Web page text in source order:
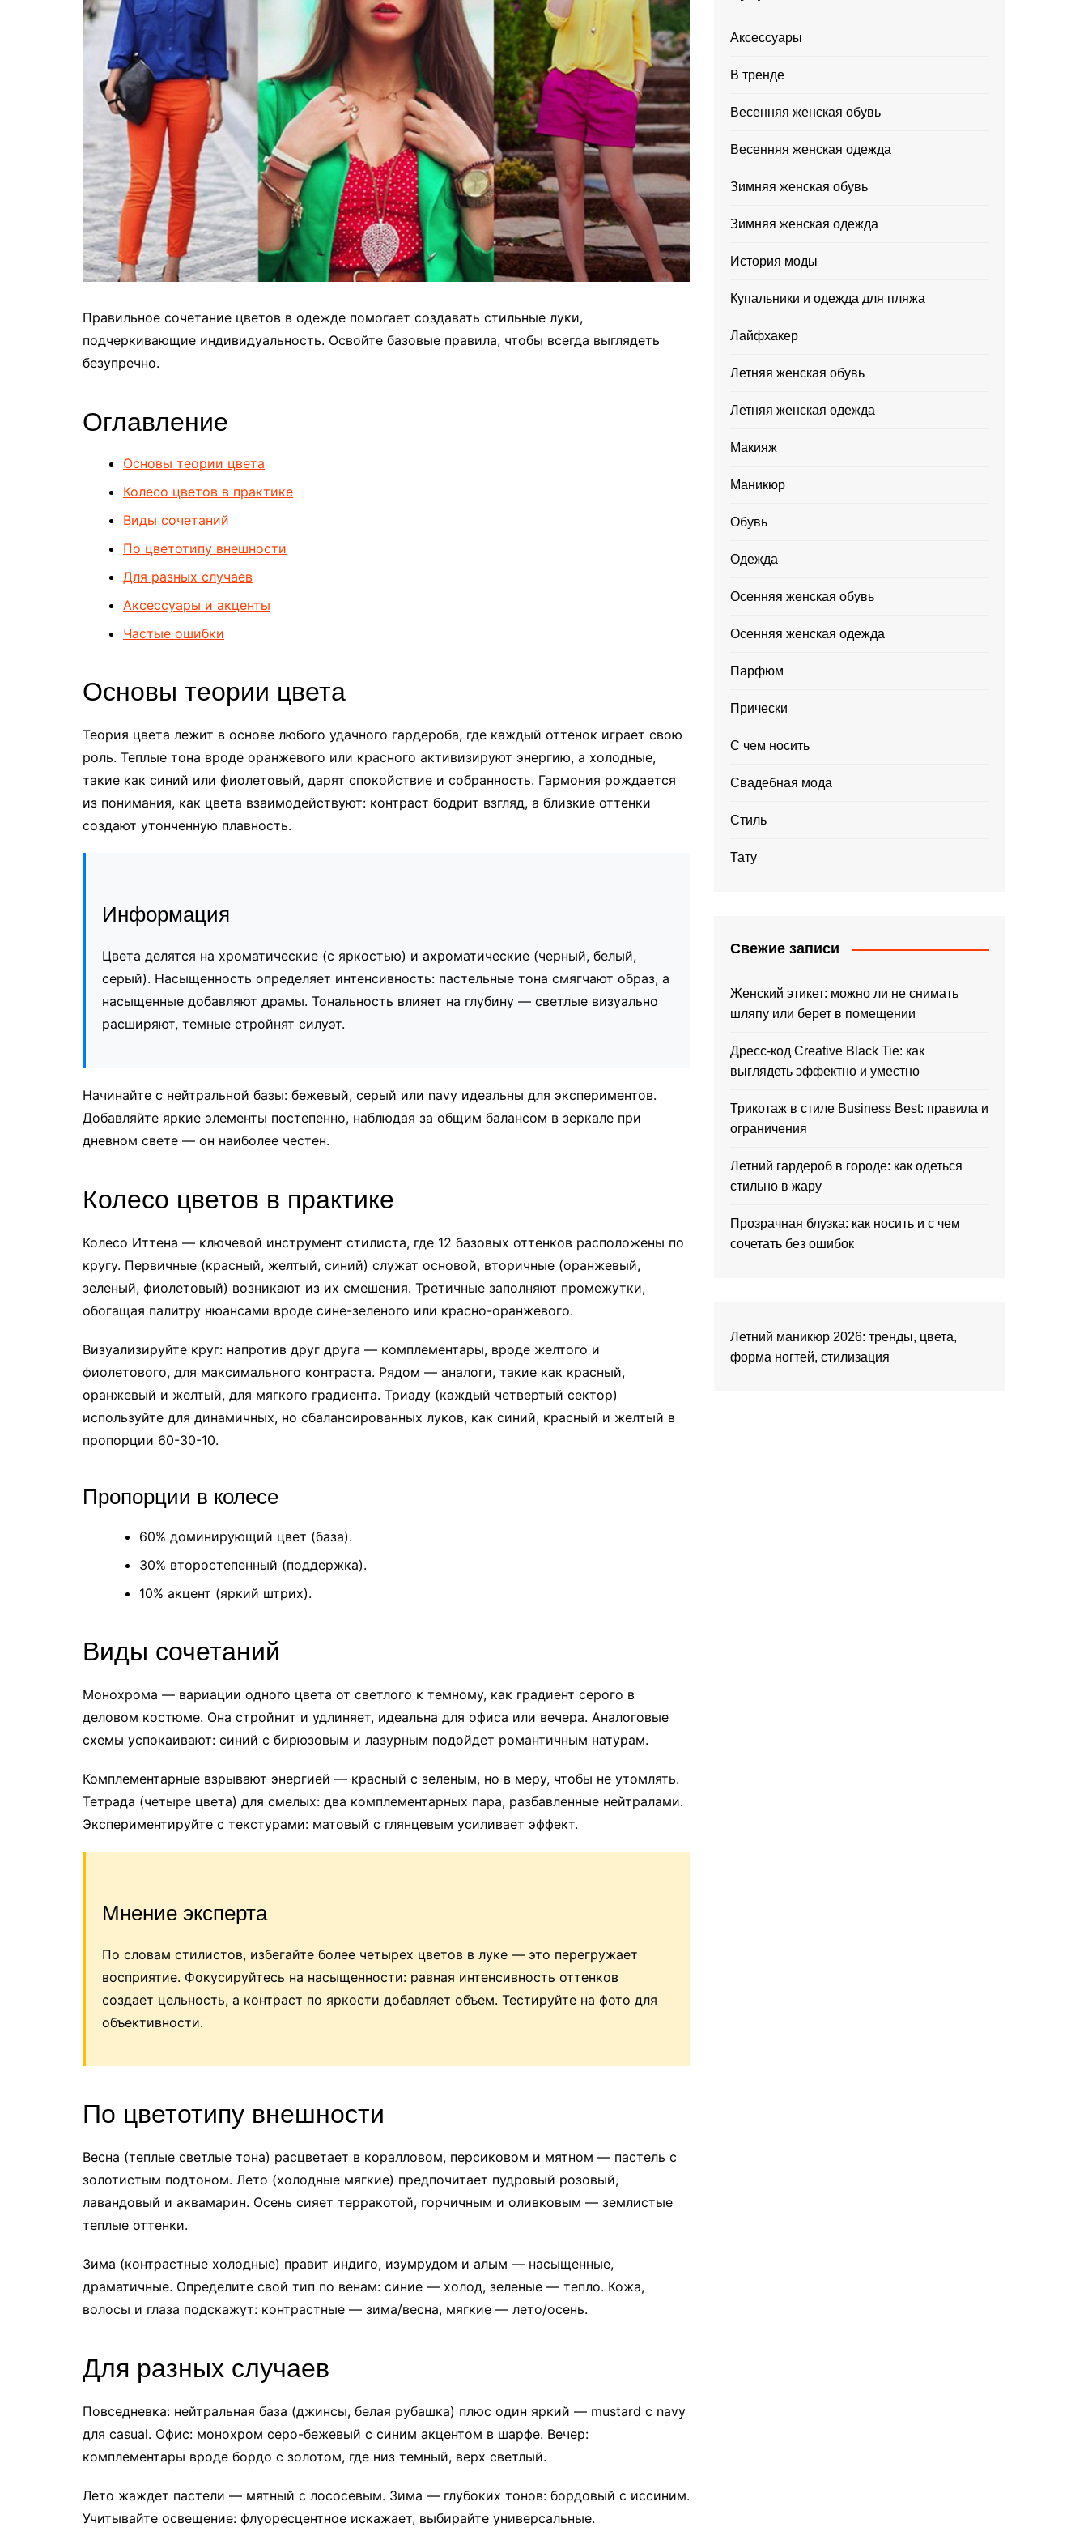
Правильное сочетание цветов в одежде помогает создавать стильные луки,
подчеркивающие индивидуальность. Освойте базовые правила, чтобы всегда выглядеть
безупречно.
Оглавление
Основы теории цвета
Колесо цветов в практике
Виды сочетаний
По цветотипу внешности
Для разных случаев
Аксессуары и акценты
Частые ошибки
Основы теории цвета
Теория цвета лежит в основе любого удачного гардероба, где каждый оттенок играет свою
роль. Теплые тона вроде оранжевого или красного активизируют энергию, а холодные,
такие как синий или фиолетовый, дарят спокойствие и собранность. Гармония рождается
из понимания, как цвета взаимодействуют: контраст бодрит взгляд, а близкие оттенки
создают утонченную плавность.
Информация
Цвета делятся на хроматические (с яркостью) и ахроматические (черный, белый,
серый). Насыщенность определяет интенсивность: пастельные тона смягчают образ, а
насыщенные добавляют драмы. Тональность влияет на глубину — светлые визуально
расширяют, темные стройнят силуэт.
Начинайте с нейтральной базы: бежевый, серый или navy идеальны для экспериментов.
Добавляйте яркие элементы постепенно, наблюдая за общим балансом в зеркале при
дневном свете — он наиболее честен.
Колесо цветов в практике
Колесо Иттена — ключевой инструмент стилиста, где 12 базовых оттенков расположены по
кругу. Первичные (красный, желтый, синий) служат основой, вторичные (оранжевый,
зеленый, фиолетовый) возникают из их смешения. Третичные заполняют промежутки,
обогащая палитру нюансами вроде сине-зеленого или красно-оранжевого.
Визуализируйте круг: напротив друг друга — комплементары, вроде желтого и
фиолетового, для максимального контраста. Рядом — аналоги, такие как красный,
оранжевый и желтый, для мягкого градиента. Триаду (каждый четвертый сектор)
используйте для динамичных, но сбалансированных луков, как синий, красный и желтый в
пропорции 60-30-10.
Пропорции в колесе
60% доминирующий цвет (база).
30% второстепенный (поддержка).
10% акцент (яркий штрих).
Виды сочетаний
Монохрома — вариации одного цвета от светлого к темному, как градиент серого в
деловом костюме. Она стройнит и удлиняет, идеальна для офиса или вечера. Аналоговые
схемы успокаивают: синий с бирюзовым и лазурным подойдет романтичным натурам.
Комплементарные взрывают энергией — красный с зеленым, но в меру, чтобы не утомлять.
Тетрада (четыре цвета) для смелых: два комплементарных пара, разбавленные нейтралами.
Экспериментируйте с текстурами: матовый с глянцевым усиливает эффект.
Мнение эксперта
По словам стилистов, избегайте более четырех цветов в луке — это перегружает
восприятие. Фокусируйтесь на насыщенности: равная интенсивность оттенков
создает цельность, а контраст по яркости добавляет объем. Тестируйте на фото для
объективности.
По цветотипу внешности
Весна (теплые светлые тона) расцветает в коралловом, персиковом и мятном — пастель с
золотистым подтоном. Лето (холодные мягкие) предпочитает пудровый розовый,
лавандовый и аквамарин. Осень сияет терракотой, горчичным и оливковым — землистые
теплые оттенки.
Зима (контрастные холодные) правит индиго, изумрудом и алым — насыщенные,
драматичные. Определите свой тип по венам: синие — холод, зеленые — тепло. Кожа,
волосы и глаза подскажут: контрастные — зима/весна, мягкие — лето/осень.
Для разных случаев
Повседневка: нейтральная база (джинсы, белая рубашка) плюс один яркий — mustard с navy
для casual. Офис: монохром серо-бежевый с синим акцентом в шарфе. Вечер:
комплементары вроде бордо с золотом, где низ темный, верх светлый.
Лето жаждет пастели — мятный с лососевым. Зима — глубоких тонов: бордовый с иссиним.
Учитывайте освещение: флуоресцентное искажает, выбирайте универсальные.
Аксессуары
В тренде
Весенняя женская обувь
Весенняя женская одежда
Зимняя женская обувь
Зимняя женская одежда
История моды
Купальники и одежда для пляжа
Лайфхакер
Летняя женская обувь
Летняя женская одежда
Макияж
Маникюр
Обувь
Одежда
Осенняя женская обувь
Осенняя женская одежда
Парфюм
Прически
С чем носить
Свадебная мода
Стиль
Тату
Свежие записи
Женский этикет: можно ли не снимать
шляпу или берет в помещении
Дресс-код Creative Black Tie: как
выглядеть эффектно и уместно
Трикотаж в стиле Business Best: правила и
ограничения
Летний гардероб в городе: как одеться
стильно в жару
Прозрачная блузка: как носить и с чем
сочетать без ошибок
Летний маникюр 2026: тренды, цвета,
форма ногтей, стилизация